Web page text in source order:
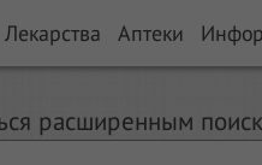
Лекарства Аптеки
расширенным